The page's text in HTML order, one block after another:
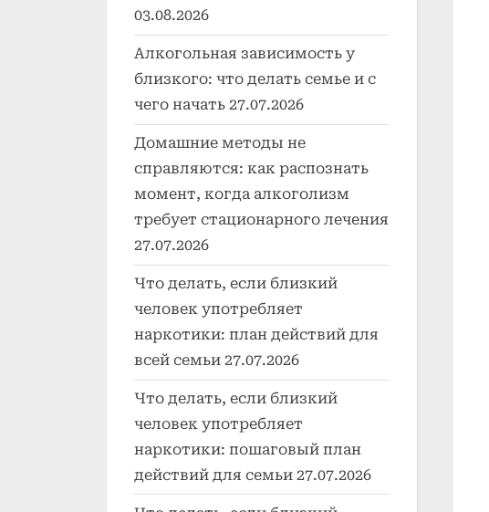
03.08.2026
Алкогольная зависимость у
близкого: что делать семье и с
чего начать 27.07.2026
Домашние методы не
справляются: как распознать
момент, когда алкоголизм
требует стационарного лечения
27.07.2026
Что делать, если близкий
человек употребляет
наркотики: план действий для
всей семьи 27.07.2026
Что делать, если близкий
человек употребляет
наркотики: пошаговый план
действий для семьи 27.07.2026